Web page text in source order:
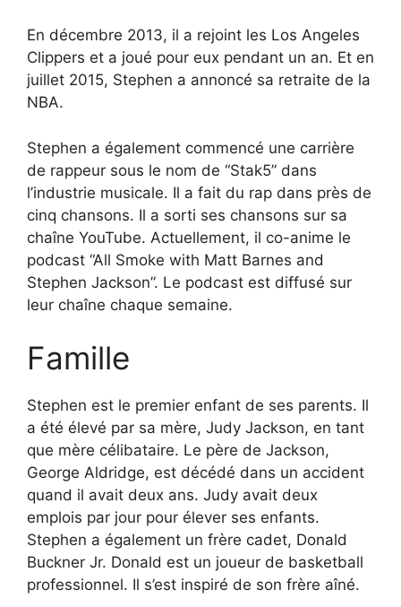
En décembre 2013, il a rejoint les Los Angeles
Clippers et a joué pour eux pendant un an. Et en
juillet 2015, Stephen a annoncé sa retraite de la
NBA.
Stephen a également commencé une carrière
de rappeur sous le nom de “Stak5” dans
l’industrie musicale. Il a fait du rap dans près de
cinq chansons. Il a sorti ses chansons sur sa
chaîne YouTube. Actuellement, il co-anime le
podcast “All Smoke with Matt Barnes and
Stephen Jackson”. Le podcast est diffusé sur
leur chaîne chaque semaine.
Famille
Stephen est le premier enfant de ses parents. Il
a été élevé par sa mère, Judy Jackson, en tant
que mère célibataire. Le père de Jackson,
George Aldridge, est décédé dans un accident
quand il avait deux ans. Judy avait deux
emplois par jour pour élever ses enfants.
Stephen a également un frère cadet, Donald
Buckner Jr. Donald est un joueur de basketball
professionnel. Il s’est inspiré de son frère aîné.